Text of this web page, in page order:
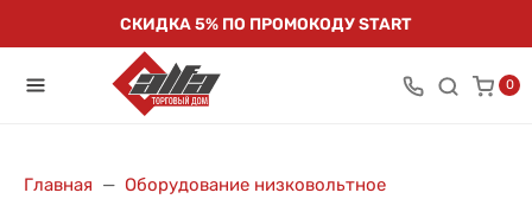
СКИДКА 5% ПО ПРОМОКОДУ START
0
Главная
Оборудование низковольтное